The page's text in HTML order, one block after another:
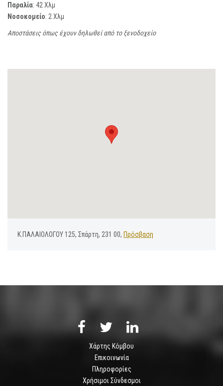
Παραλία: 42 Χλμ
Νοσοκομείο: 2 Χλμ
Αποστάσεις όπως έχουν δηλωθεί από το ξενοδοχείο
Κ.ΠΑΛΑΙΟΛΟΓΟΥ 125, Σπάρτη, 231 00, Πρόσβαση
Χάρτης Κόμβου
Επικοινωνία
Πληροφορίες
Χρήσιμοι Σύνδεσμοι